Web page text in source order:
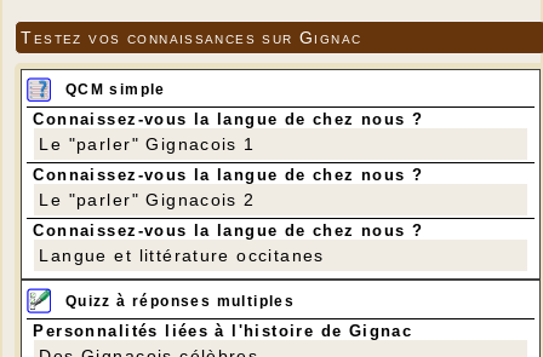
Testez vos connaissances sur Gignac
QCM simple
Connaissez-vous la langue de chez nous ?
Le "parler" Gignacois 1
Connaissez-vous la langue de chez nous ?
Le "parler" Gignacois 2
Connaissez-vous la langue de chez nous ?
Langue et littérature occitanes
Quizz à réponses multiples
Personnalités liées à l'histoire de Gignac